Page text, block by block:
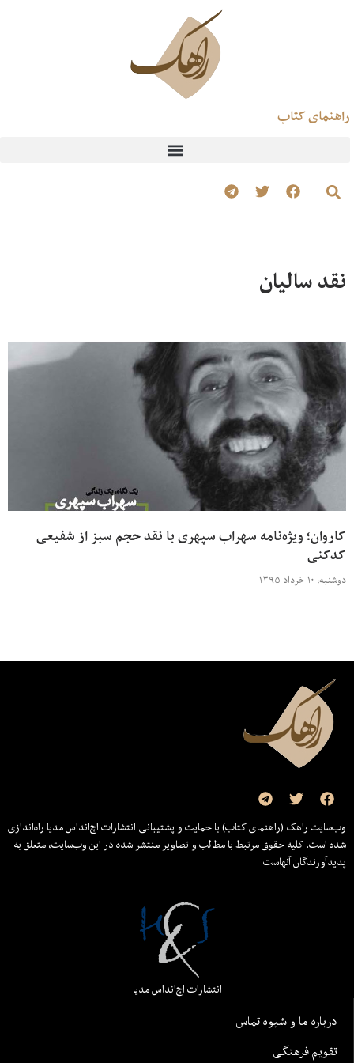
راهنمای کتاب
نقد سالیان
کاروان؛ ویژه‌نامه سهراب سپهری با نقد حجم سبز از شفیعی
کدکنی
دوشنبه، ۱۰ خرداد ۱۳۹۵
وب‌سایت راهک (راهنمای کتاب) با حمایت و پشتیبانی انتشارات اچ‌اند‌اس مدیا راه‌اندازی
شده است. کلیه حقوق مرتبط با مطالب و تصاویر منتشر شده در این وب‌سایت، متعلق به
پدیدآورندگان آنهاست
انتشارات اچ‌اند‌اس مدیا
درباره ما و شیوه تماس
تقویم فرهنگی